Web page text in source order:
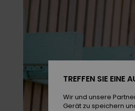
TREFFEN SIE EINE
Wir und unsere
Gerät zu speichern